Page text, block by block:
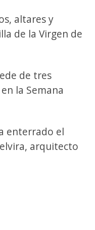
altares y
de la Virgen de
de tres
la Semana
enterrado el
arquitecto